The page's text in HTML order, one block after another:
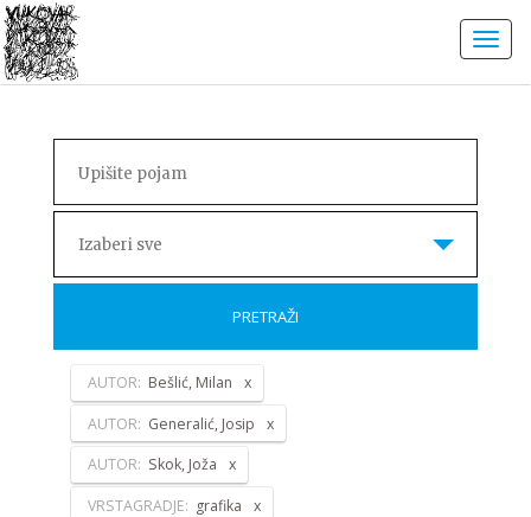
Izaberi sve
PRETRAŽI
AUTOR: Bešlić, Milan
AUTOR: Generalić, Josip
AUTOR: Skok, Joža
VRSTAGRADJE: grafika